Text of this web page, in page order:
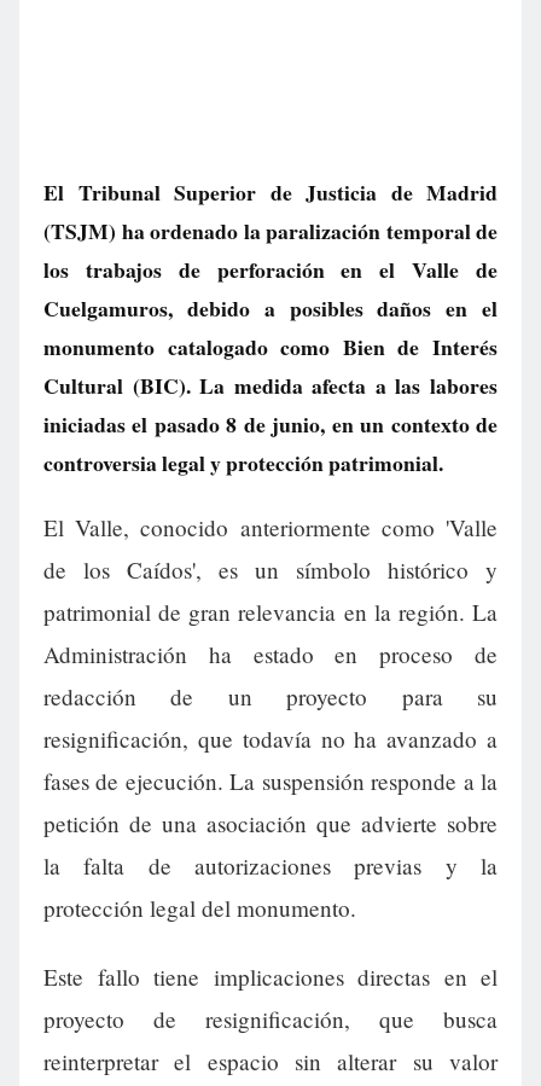
El Tribunal Superior de Justicia de Madrid
(TSJM) ha ordenado la paralización temporal de
los trabajos de perforación en el Valle de
Cuelgamuros, debido a posibles daños en el
monumento catalogado como Bien de Interés
Cultural (BIC). La medida afecta a las labores
iniciadas el pasado 8 de junio, en un contexto de
controversia legal y protección patrimonial.
El Valle, conocido anteriormente como 'Valle
de los Caídos', es un símbolo histórico y
patrimonial de gran relevancia en la región. La
Administración ha estado en proceso de
redacción de un proyecto para su
resignificación, que todavía no ha avanzado a
fases de ejecución. La suspensión responde a la
petición de una asociación que advierte sobre
la falta de autorizaciones previas y la
protección legal del monumento.
Este fallo tiene implicaciones directas en el
proyecto de resignificación, que busca
reinterpretar el espacio sin alterar su valor